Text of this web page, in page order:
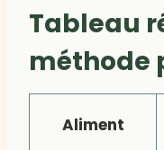
Tableau
méthode
Aliment